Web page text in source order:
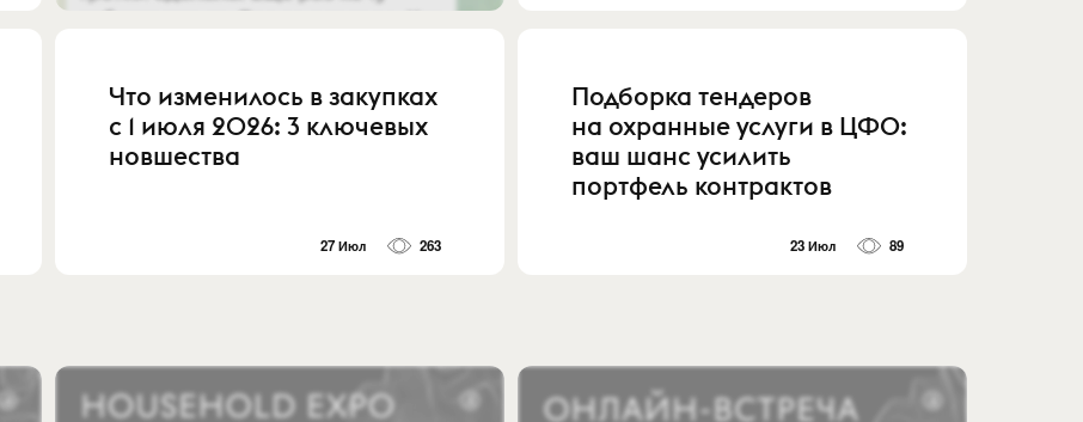
Что изменилось в закупках
с 1 июля 2026: 3 ключевых
новшества
27 Июл 263
Подборка тендеров
на охранные услуги в ЦФО:
ваш шанс усилить
портфель контрактов
23 Июл 89